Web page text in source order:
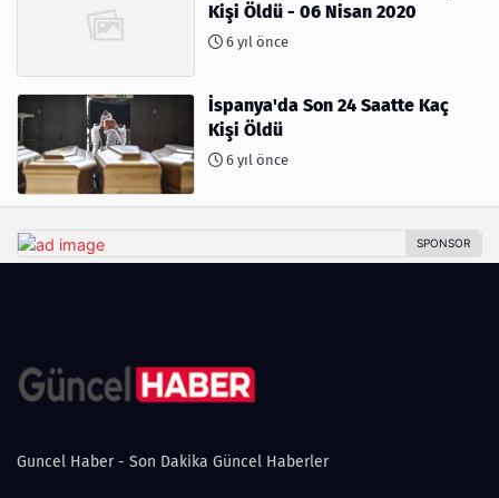
Kişi Öldü - 06 Nisan 2020
6 yıl önce
İspanya'da Son 24 Saatte Kaç
Kişi Öldü
6 yıl önce
Guncel Haber - Son Dakika Güncel Haberler